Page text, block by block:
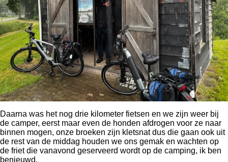
Daarna was het nog drie kilometer fietsen en we zijn weer bij
de camper, eerst maar even de honden afdrogen voor ze naar
binnen mogen, onze broeken zijn kletsnat dus die gaan ook uit
de rest van de middag houden we ons gemak en wachten op
de friet die vanavond geserveerd wordt op de camping, ik ben
benieuwd.